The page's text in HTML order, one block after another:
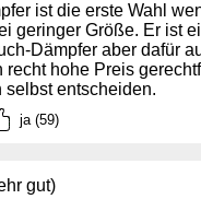
ist die erste Wahl
geringer Größe. Er ist
Dämpfer aber dafür
recht hohe Preis
selbst entscheiden.
ja (59)
gut)